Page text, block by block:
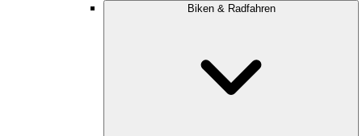
Biken & Radfahren